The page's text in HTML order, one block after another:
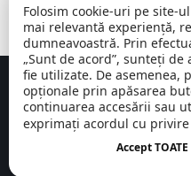
08:00 -
14:00
Concept realizat deBig
Folosim cookie-uri pe site-
mai relevantă experiență,
dumneavoastră. Prin
„Sunt de acord”, sunteți de
fie utilizate. De asemenea,
opționale prin apăsarea
continuarea accesării sau
exprimați acordul cu privire
Accept TOATE